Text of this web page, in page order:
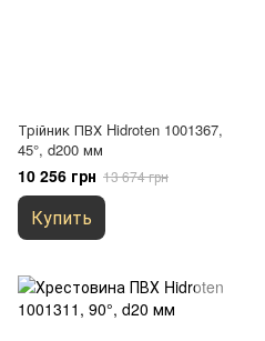
Трійник ПВХ Hidroten 1001367,
45°, d200 мм
10 256 грн 13 674 грн
Купить